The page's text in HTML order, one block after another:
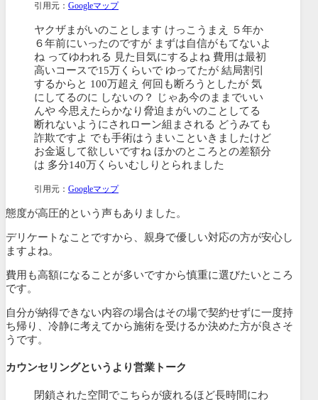
引用元： Googleマップ
ヤクザまがいのことします けっこうまえ ５年か
６年前にいったのですが まずは自信がもてないよ
ね ってゆわれる 見た目気にするよね 費用は最初
高いコースで15万くらいで ゆってたが 結局割引
するからと 100万超え 何回も断ろうとしたが 気
にしてるのに しないの？ じゃあ今のままでいい
んや 今思えたらかなり脅迫まがいのことしてる
断れないようにされローン組まされる どうみても
詐欺ですよ でも手術はうまいこといきましたけど
お金返して欲しいですね ほかのところとの差額分
は 多分140万くらいむしりとられました
引用元： Googleマップ
態度が高圧的という声もありました。
デリケートなことですから、親身で優しい対応の方が安心し
ますよね。
費用も高額になることが多いですから慎重に選びたいところ
です。
自分が納得できない内容の場合はその場で契約せずに一度持
ち帰り、冷静に考えてから施術を受けるか決めた方が良さそ
うです。
カウンセリングというより営業トーク
閉鎖された空間でこちらが疲れるほど長時間にわ